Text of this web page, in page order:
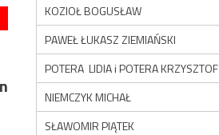
KOZIOŁ BOGUSŁAW
PAWEŁ ŁUKASZ ZIEMIAŃSKI
POTERA LIDIA i POTERA KRZYSZTOF
NIEMCZYK MICHAŁ
SŁAWOMIR PIĄTEK